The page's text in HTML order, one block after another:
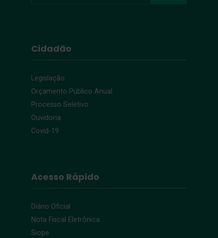
Cidadão
Legislação
Orçamento Público Anual
Processo Seletivo
Ouvidoria
Covid-19
Acesso Rápido
Diário Oficial
Nota Fiscal Eletrônica
Siope